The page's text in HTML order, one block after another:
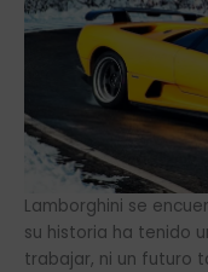
Lamborghini se
su historia ha tenido
trabajar, ni un futuro